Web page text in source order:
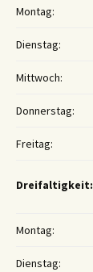
Montag:
Dienstag:
Mittwoch:
Donnerstag:
Freitag:
Dreifaltigkeit:
Montag:
Dienstag: